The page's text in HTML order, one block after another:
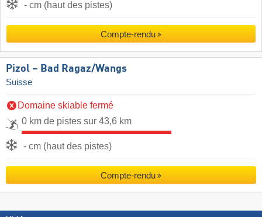
- cm (haut des pistes)
Compte-rendu
Pizol – Bad Ragaz/​Wangs
Suisse
Domaine skiable fermé
0 km de pistes sur 43,6 km
- cm (haut des pistes)
Compte-rendu